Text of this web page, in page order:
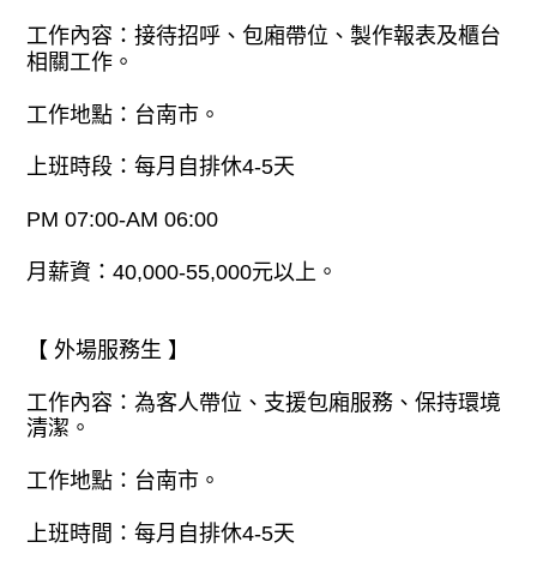
工作內容：接待招呼、包廂帶位、製作報表及櫃台
相關工作。
工作地點：台南市。
上班時段：每月自排休4-5天
PM 07:00-AM 06:00
月薪資：40,000-55,000元以上。
【 外場服務生 】
工作內容：為客人帶位、支援包廂服務、保持環境
清潔。
工作地點：台南市。
上班時間：每月自排休4-5天